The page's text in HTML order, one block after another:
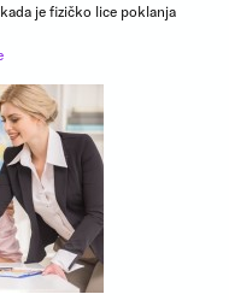
je fizičko lice poklanja